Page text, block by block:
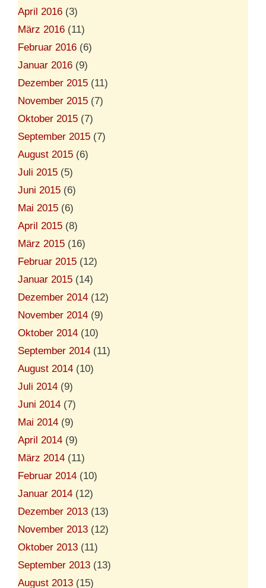
April 2016 (3)
März 2016 (11)
Februar 2016 (6)
Januar 2016 (9)
Dezember 2015 (11)
November 2015 (7)
Oktober 2015 (7)
September 2015 (7)
August 2015 (6)
Juli 2015 (5)
Juni 2015 (6)
Mai 2015 (6)
April 2015 (8)
März 2015 (16)
Februar 2015 (12)
Januar 2015 (14)
Dezember 2014 (12)
November 2014 (9)
Oktober 2014 (10)
September 2014 (11)
August 2014 (10)
Juli 2014 (9)
Juni 2014 (7)
Mai 2014 (9)
April 2014 (9)
März 2014 (11)
Februar 2014 (10)
Januar 2014 (12)
Dezember 2013 (13)
November 2013 (12)
Oktober 2013 (11)
September 2013 (13)
August 2013 (15)